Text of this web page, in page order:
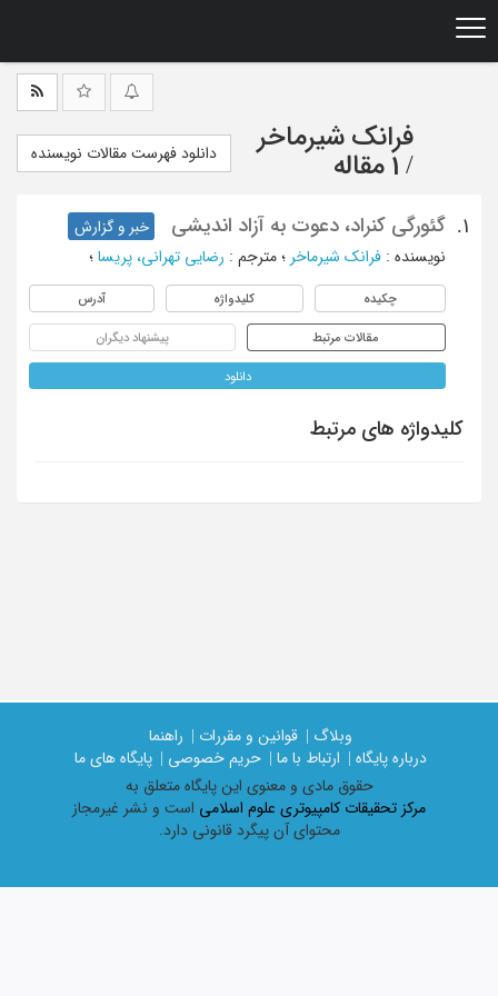
فرانک شیرماخر
/ 1 مقاله دانلود فهرست مقالات نویسنده
1. گئورگی کنراد، دعوت به آزاد اندیشی
خبر و گزارش
نویسنده : فرانک شیرماخر ؛ مترجم : رضایی تهرانی، پریسا ؛
چکیده کلیدواژه آدرس
مقالات مرتبط پیشنهاد دیگران
دانلود
کلیدواژه های مرتبط
وبلاگ | قوانین و مقررات |
راهنما
درباره پایگاه |
ارتباط با ما | حریم خصوصی |
پایگاه های ما
حقوق مادی و معنوی اين پايگاه متعلق به
مرکز تحقیقات کامپیوتری علوم اسلامی است و نشر غیرمجاز
محتوای آن پیگرد قانونی دارد.